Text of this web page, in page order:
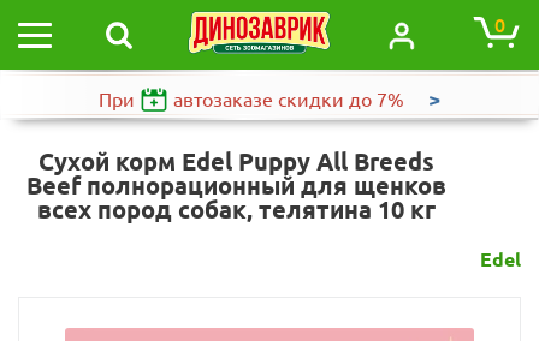
0
При автозаказе скидки до 7% >
Сухой корм Edel Puppy All Breeds
Beef полнорационный для щенков
всех пород собак, телятина 10 кг
Edel